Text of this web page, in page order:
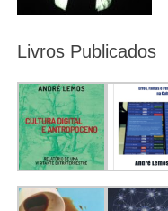
Livros Publicados